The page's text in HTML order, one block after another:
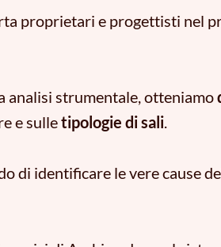
proprietari e progettisti nel
analisi strumentale, otteniamo
e sulletipologie di sali.
di identificare le vere cause